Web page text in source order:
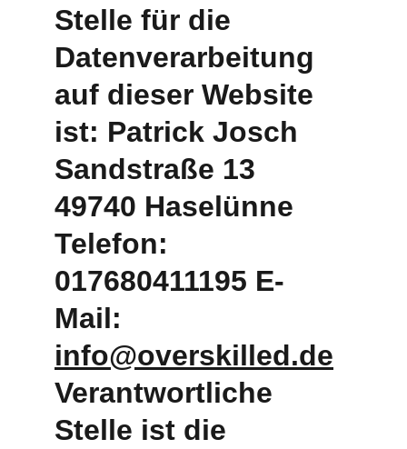
Stelle für die
Datenverarbeitung
auf dieser Website
ist: Patrick Josch
Sandstraße 13
49740 Haselünne
Telefon:
017680411195 E-
Mail:
info@overskilled.de
Verantwortliche
Stelle ist die